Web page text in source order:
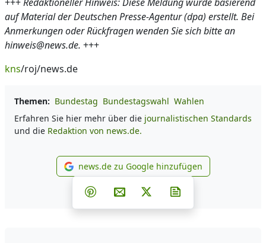
auf Material der Deutschen Presse-Agentur (dpa) erstellt. Bei
Anmerkungen oder Rückfragen wenden Sie sich bitte an
hinweis@news.de. +++
kns/roj/news.de
Themen: Bundestag Bundestagswahl Wahlen
Erfahren Sie hier mehr über die journalistischen Standards
und die Redaktion von news.de.
news.de zu Google
news.de zu Google hinzufügen
Teilen auf Facebook
Teilen auf Whatsapp
Teilen auf Telegram
Teilen auf Pinterest
Per E-Mail teilen
Post auf X